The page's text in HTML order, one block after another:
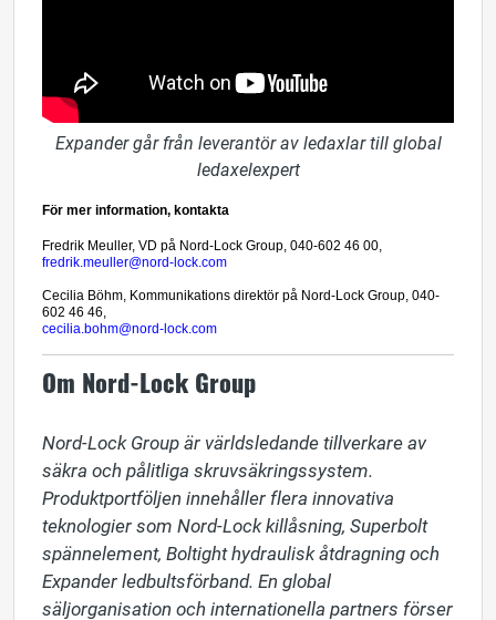
Expander går från leverantör av ledaxlar till global
ledaxelexpert
För mer information, kontakta
Fredrik Meuller, VD på Nord-Lock Group, 040-602 46 00,
fredrik.meuller@nord-lock.com
Cecilia Böhm, Kommunikations direktör på Nord-Lock Group, 040-
602 46 46,
cecilia.bohm@nord-lock.com
Om Nord-Lock Group
Nord-Lock Group är världsledande tillverkare av
säkra och pålitliga skruvsäkringssystem.
Produktportföljen innehåller flera innovativa
teknologier som Nord-Lock killåsning, Superbolt
spännelement, Boltight hydraulisk åtdragning och
Expander ledbultsförband. En global
säljorganisation och internationella partners förser